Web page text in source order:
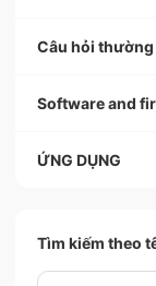
Câu hỏi thường
Software and
ỨNG DỤNG
Tìm kiếm theo